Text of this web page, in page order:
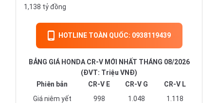
1,138 tỷ đồng
HOTLINE TOÀN QUỐC: 0938119439
BẢNG GIÁ HONDA CR-V MỚI NHẤT THÁNG 08/2026
(ĐVT: Triệu VNĐ)
Phiên bản
CR-V E CR-V G
CR-V L
Giá niêm yết
998 1.048 1.118